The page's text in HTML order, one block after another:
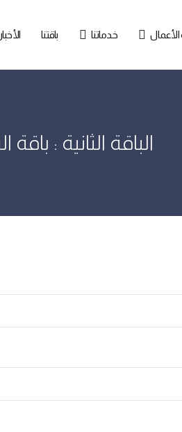
خدماتنا باقتنا الأخبار
الباقة الثانية :